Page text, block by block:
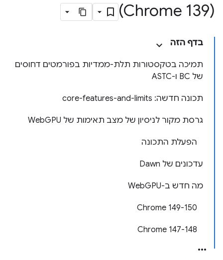
(Chrome 139)
בדף הזה
תמיכה בטקסטורות תלת-ממדיות בפורמטים דחוסים
של BC ו-ASTC
תכונה חדשה: core-features-and-limits
גרסת מקור לניסיון של מצב תאימות של WebGPU
הפעלת התכונה
עדכונים של Dawn
מה חדש ב-WebGPU
‫Chrome 149-150
‫Chrome 147-148